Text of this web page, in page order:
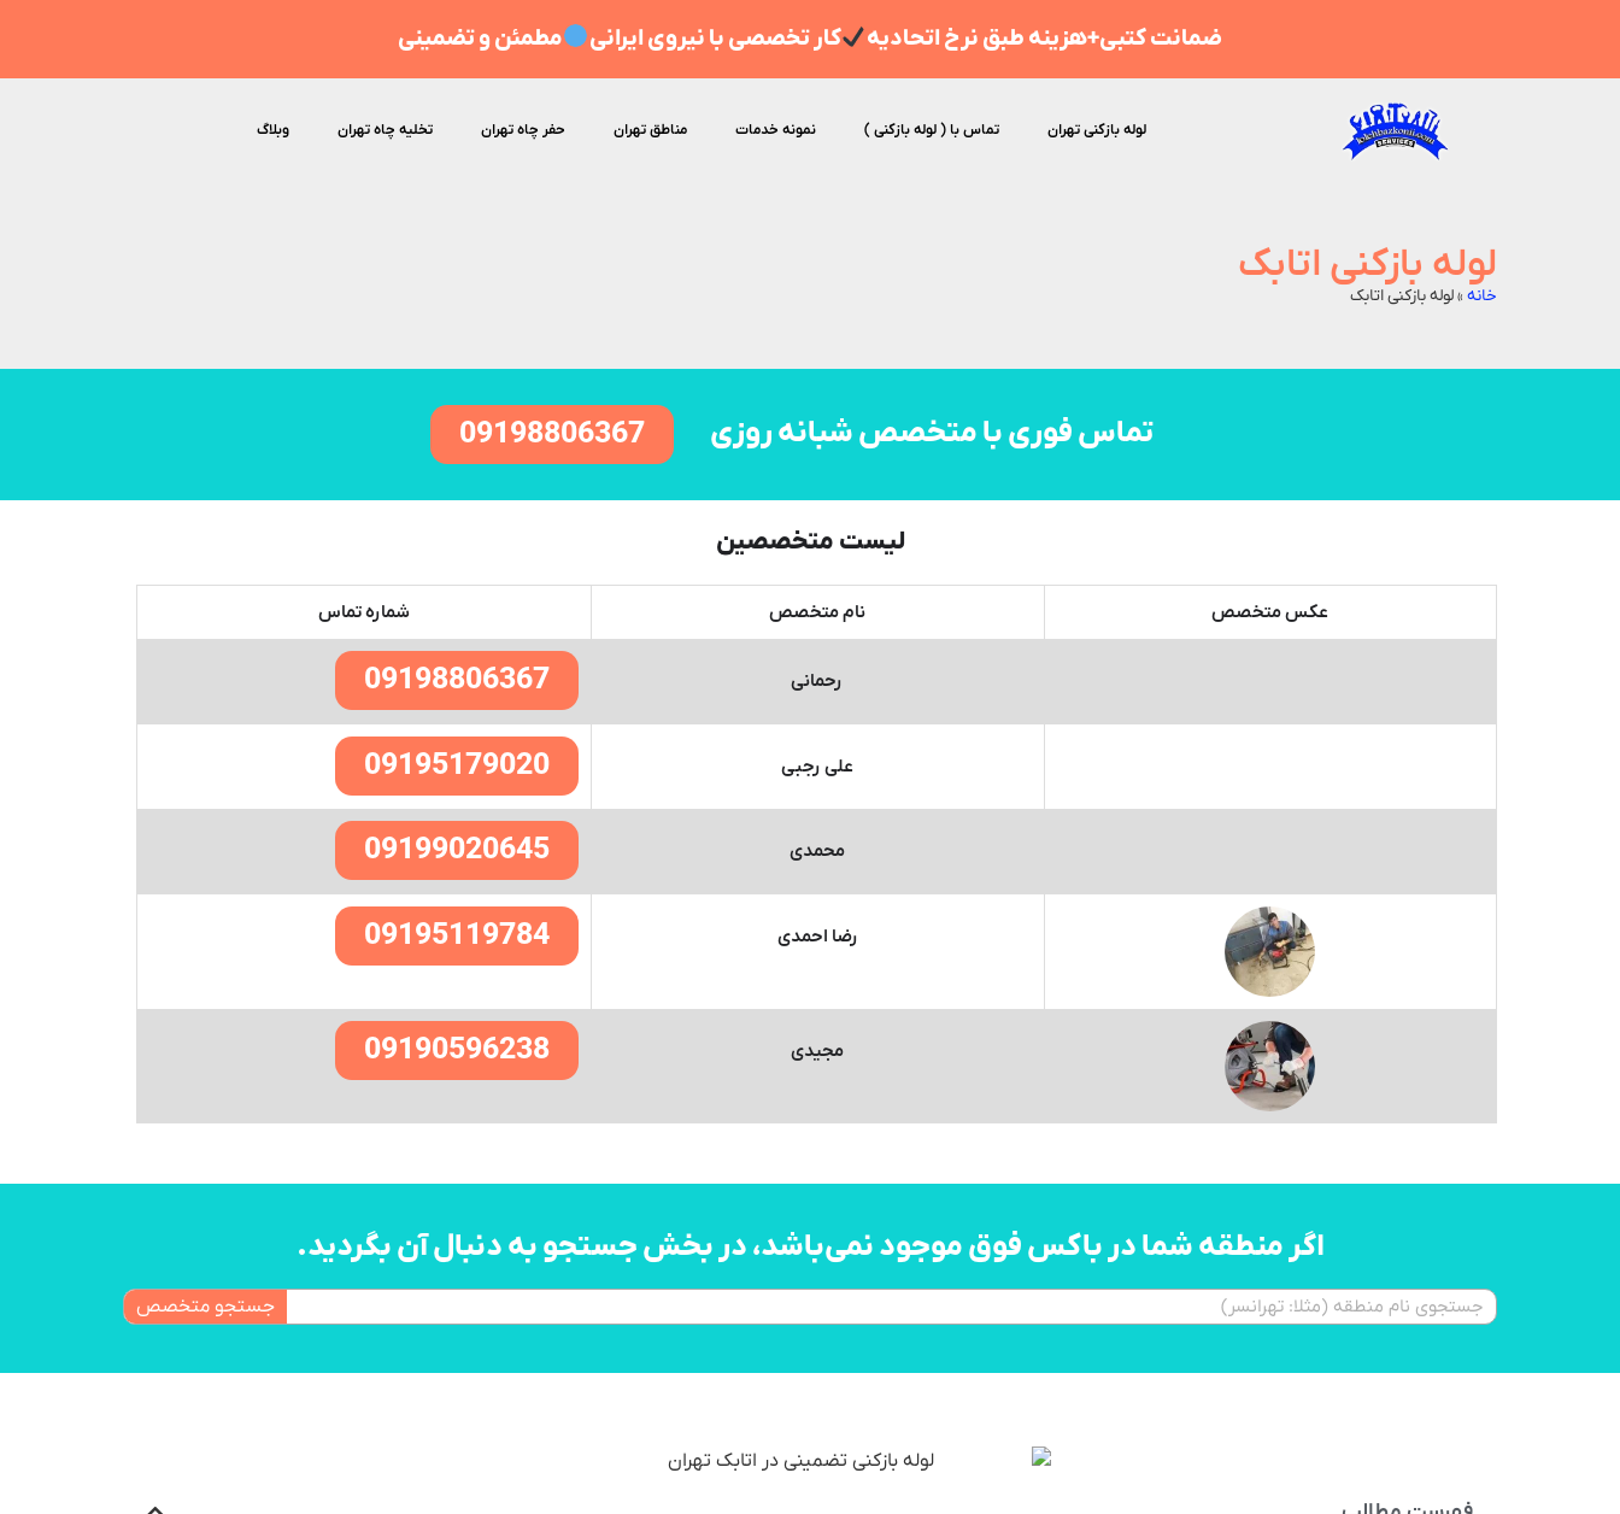
ضمانت کتبی+هزینه طبق نرخ اتحادیه کار تخصصی با نیروی ایرانی مطمئن و تضمینی
لوله بازکنی تهران تماس با ( لوله بازکنی ) نمونه خدمات مناطق تهران حفر چاه تهران تخلیه چاه تهران وبلاگ
لوله بازکنی اتابک
خانه »لوله بازکنی اتابک
تماس فوری با متخصص شبانه روزی 09198806367
لیست متخصصین
عکس متخصص نام متخصص شماره تماس
رحمانی 09198806367
علی رجبی 09195179020
محمدی 09199020645
رضا احمدی 09195119784
مجیدی 09190596238
اگر منطقه شما در باکس فوق موجود نمی‌باشد، در بخش جستجو به دنبال آن بگردید.
جستجو متخصص